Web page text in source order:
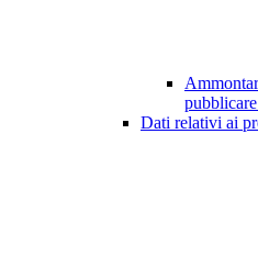
Dati relativi ai